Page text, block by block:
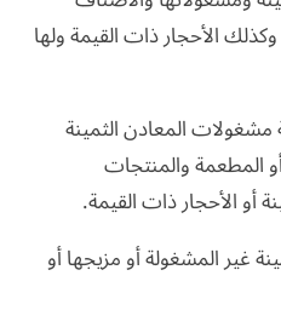
الأحجار ذات القيمة ولها
المعادن الثمينة
المطعمة والمنتجات
أو الأحجار ذات القيمة.
غير المشغولة أو مزيجها أو